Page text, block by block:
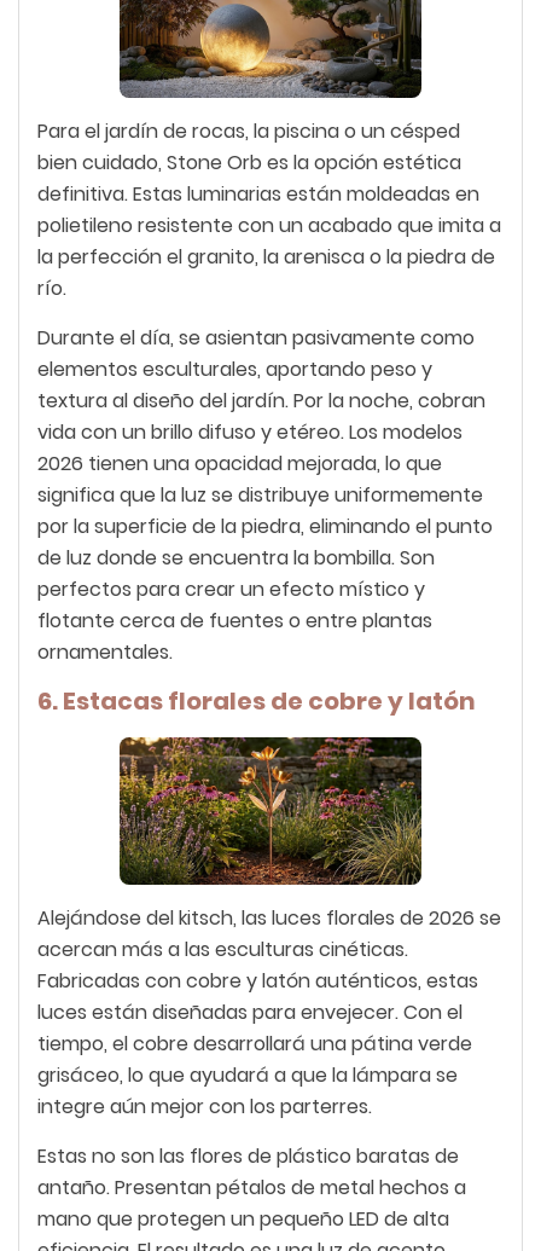
Para el jardín de rocas, la piscina o un césped
bien cuidado, Stone Orb es la opción estética
definitiva. Estas luminarias están moldeadas en
polietileno resistente con un acabado que imita a
la perfección el granito, la arenisca o la piedra de
río.
Durante el día, se asientan pasivamente como
elementos esculturales, aportando peso y
textura al diseño del jardín. Por la noche, cobran
vida con un brillo difuso y etéreo. Los modelos
2026 tienen una opacidad mejorada, lo que
significa que la luz se distribuye uniformemente
por la superficie de la piedra, eliminando el punto
de luz donde se encuentra la bombilla. Son
perfectos para crear un efecto místico y
flotante cerca de fuentes o entre plantas
ornamentales.
6. Estacas florales de cobre y latón
Alejándose del kitsch, las luces florales de 2026 se
acercan más a las esculturas cinéticas.
Fabricadas con cobre y latón auténticos, estas
luces están diseñadas para envejecer. Con el
tiempo, el cobre desarrollará una pátina verde
grisáceo, lo que ayudará a que la lámpara se
integre aún mejor con los parterres.
Estas no son las flores de plástico baratas de
antaño. Presentan pétalos de metal hechos a
mano que protegen un pequeño LED de alta